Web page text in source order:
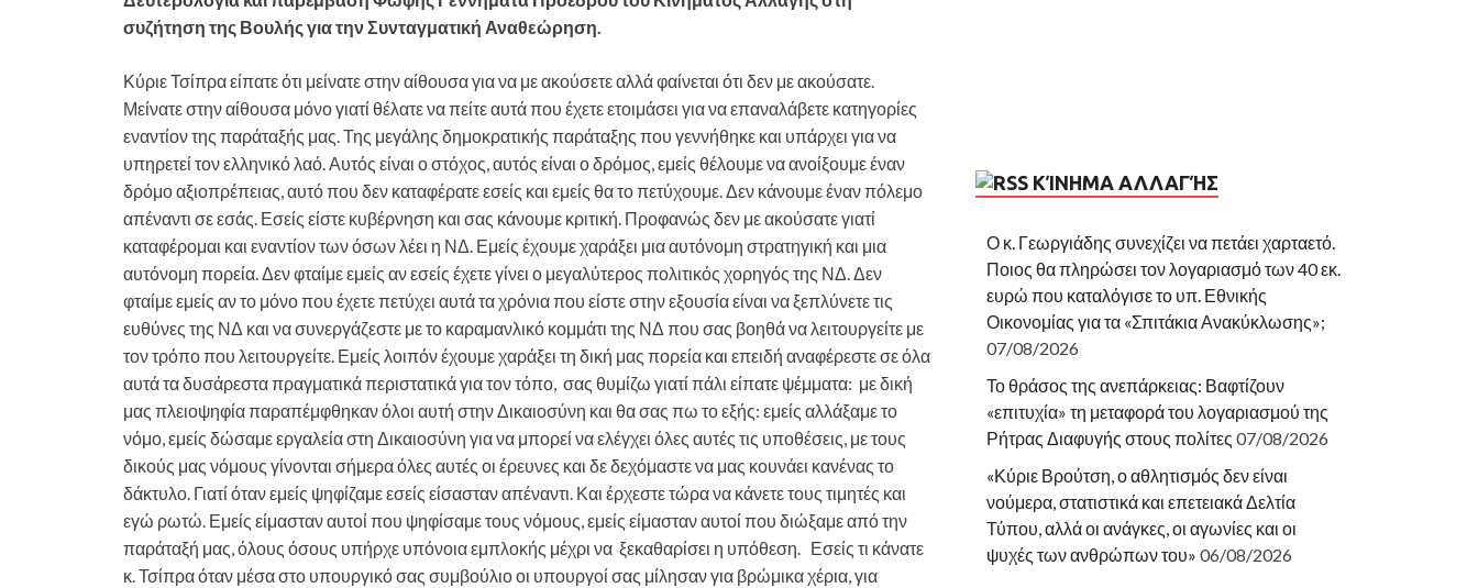
συζήτηση της Βουλής για την Συνταγματική Αναθεώρηση.
Κύριε Τσίπρα είπατε ότι μείνατε στην αίθουσα για να με ακούσετε αλλά φαίνεται ότι δεν με ακούσατε.
Μείνατε στην αίθουσα μόνο γιατί θέλατε να πείτε αυτά που έχετε ετοιμάσει για να επαναλάβετε κατηγορίες
εναντίον της παράταξής μας. Της μεγάλης δημοκρατικής παράταξης που γεννήθηκε και υπάρχει για να
υπηρετεί τον ελληνικό λαό. Αυτός είναι ο στόχος, αυτός είναι ο δρόμος, εμείς θέλουμε να ανοίξουμε έναν
δρόμο αξιοπρέπειας, αυτό που δεν καταφέρατε εσείς και εμείς θα το πετύχουμε. Δεν κάνουμε έναν πόλεμο
απέναντι σε εσάς. Εσείς είστε κυβέρνηση και σας κάνουμε κριτική. Προφανώς δεν με ακούσατε γιατί
καταφέρομαι και εναντίον των όσων λέει η ΝΔ. Εμείς έχουμε χαράξει μια αυτόνομη στρατηγική και μια
αυτόνομη πορεία. Δεν φταίμε εμείς αν εσείς έχετε γίνει ο μεγαλύτερος πολιτικός χορηγός της ΝΔ. Δεν
φταίμε εμείς αν το μόνο που έχετε πετύχει αυτά τα χρόνια που είστε στην εξουσία είναι να ξεπλύνετε τις
ευθύνες της ΝΔ και να συνεργάζεστε με το καραμανλικό κομμάτι της ΝΔ που σας βοηθά να λειτουργείτε με
τον τρόπο που λειτουργείτε. Εμείς λοιπόν έχουμε χαράξει τη δική μας πορεία και επειδή αναφέρεστε σε όλα
αυτά τα δυσάρεστα πραγματικά περιστατικά για τον τόπο, σας θυμίζω γιατί πάλι είπατε ψέμματα: με δική
μας πλειοψηφία παραπέμφθηκαν όλοι αυτή στην Δικαιοσύνη και θα σας πω το εξής: εμείς αλλάξαμε το
νόμο, εμείς δώσαμε εργαλεία στη Δικαιοσύνη για να μπορεί να ελέγχει όλες αυτές τις υποθέσεις, με τους
δικούς μας νόμους γίνονται σήμερα όλες αυτές οι έρευνες και δε δεχόμαστε να μας κουνάει κανένας το
δάκτυλο. Γιατί όταν εμείς ψηφίζαμε εσείς είσασταν απέναντι. Και έρχεστε τώρα να κάνετε τους τιμητές και
εγώ ρωτώ. Εμείς είμασταν αυτοί που ψηφίσαμε τους νόμους, εμείς είμασταν αυτοί που διώξαμε από την
παράταξή μας, όλους όσους υπήρχε υπόνοια εμπλοκής μέχρι να ξεκαθαρίσει η υπόθεση. Εσείς τι κάνατε
κ. Τσίπρα όταν μέσα στο υπουργικό σας συμβούλιο οι υπουργοί σας μίλησαν για βρώμικα χέρια, για
ΚΊΝΗΜΑ ΑΛΛΑΓΉΣ
Ο κ. Γεωργιάδης συνεχίζει να πετάει χαρταετό.
Ποιος θα πληρώσει τον λογαριασμό των 40 εκ.
ευρώ που καταλόγισε το υπ. Εθνικής
Οικονομίας για τα «Σπιτάκια Ανακύκλωσης»;
07/08/2026
Το θράσος της ανεπάρκειας: Βαφτίζουν
«επιτυχία» τη μεταφορά του λογαριασμού της
Ρήτρας Διαφυγής στους πολίτες 07/08/2026
«Κύριε Βρούτση, ο αθλητισμός δεν είναι
νούμερα, στατιστικά και επετειακά Δελτία
Τύπου, αλλά οι ανάγκες, οι αγωνίες και οι
ψυχές των ανθρώπων του» 06/08/2026